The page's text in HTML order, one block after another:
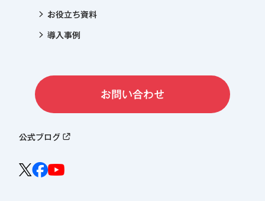
お役立ち資料
導入事例
お問い合わせ
公式ブログ